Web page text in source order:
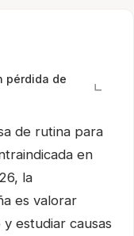
pérdida de
de rutina para
en
la
es valorar
estudiar causas